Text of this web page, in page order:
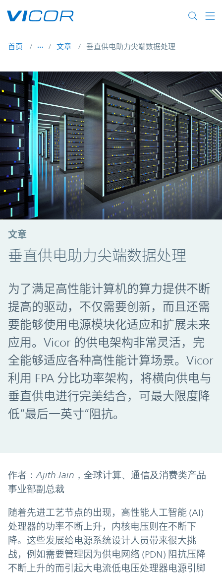
首页 文章 垂直供电助力尖端数据处理
文章
垂直供电助力尖端数据处理
为了满足高性能计算机的算力提供不断
提高的驱动，不仅需要创新，而且还需
要能够使用电源模块化适应和扩展未来
应用。Vicor 的供电架构非常灵活，完
全能够适应各种高性能计算场景。Vicor
利用 FPA 分比功率架构，将横向供电与
垂直供电进行完美结合，可最大限度降
低“最后一英寸”阻抗。
作者：Ajith Jain，全球计算、通信及消费类产品
事业部副总裁
随着先进工艺节点的出现，高性能人工智能 (AI)
处理器的功率不断上升，内核电压则在不断下
降。这些发展给电源系统设计人员带来很大挑
战，例如需要管理因为供电网络 (PDN) 阻抗压降
不断上升的而引起大电流低电压处理器电源引脚